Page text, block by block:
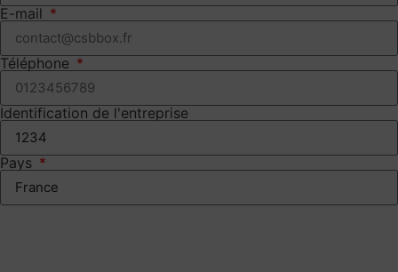
E-mail
Téléphone
Identification de l'entreprise
Pays